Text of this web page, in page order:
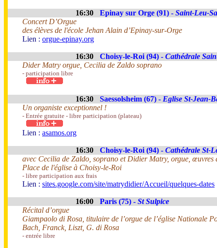
16:30 Epinay sur Orge (91) - Saint-Leu-
Concert D’Orgue
des élèves de l'école Jehan Alain d’Epinay-sur-Orge
Lien : orgue-­epinay.org
16:30 Choisy-le-Roi (94) - Cathédrale
Dider Matry orgue, Cecilia de Zaldo soprano
- participation libre
16:30 Saessolsheim (67) - Eglise St-Jean-
Un organiste exceptionnel !
- Entrée gratuite - libre participation (plateau)
Lien : asamos.org
16:30 Choisy-le-Roi (94) - Cathédrale St-
avec Cecilia de Zaldo, soprano et Didier Matry, orgue, œuvres
Place de l'église à Choisy-le-Roi
- libre participation aux frais
Lien : sites.google.com/site/matrydidier/Accueil/quelques-dates
16:00 Paris (75) - St Sulpice
Récital d’orgue
Giampaolo di Rosa, titulaire de l’orgue de l’église Nationale
Bach, Franck, Liszt, G. di Rosa
- entrée libre